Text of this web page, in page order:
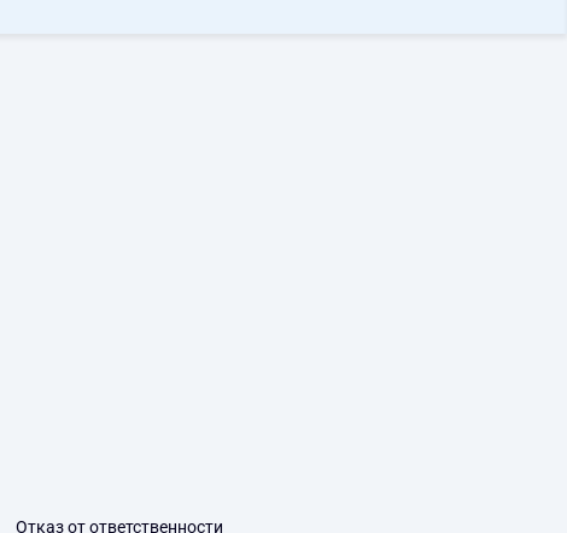
Отказ от ответственности